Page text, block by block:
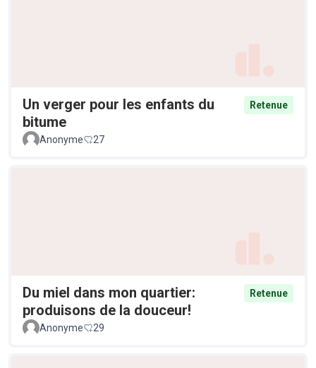
Un verger pour les enfants du
bitume
Retenue
Anonyme 27
Du miel dans mon quartier:
produisons de la douceur!
Retenue
Anonyme 29